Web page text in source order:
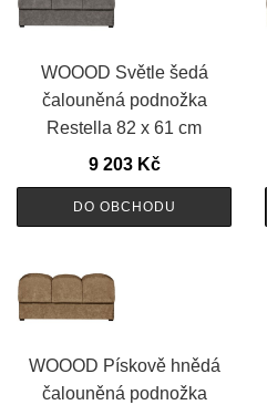
WOOOD Světle šedá
čalouněná podnožka
Restella 82 x 61 cm
9 203 Kč
DO OBCHODU
WOOOD Pískově hnědá
čalouněná podnožka